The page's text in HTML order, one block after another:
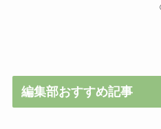
編集部おすすめ記事